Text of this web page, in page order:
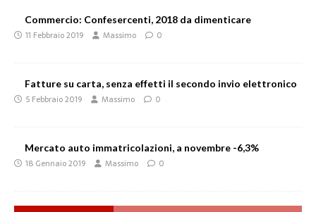
Commercio: Confesercenti, 2018 da dimenticare
11 Febbraio 2019 Massimo 0
Fatture su carta, senza effetti il secondo invio elettronico
5 Febbraio 2019 Massimo 0
Mercato auto immatricolazioni, a novembre -6,3%
18 Gennaio 2019 Massimo 0